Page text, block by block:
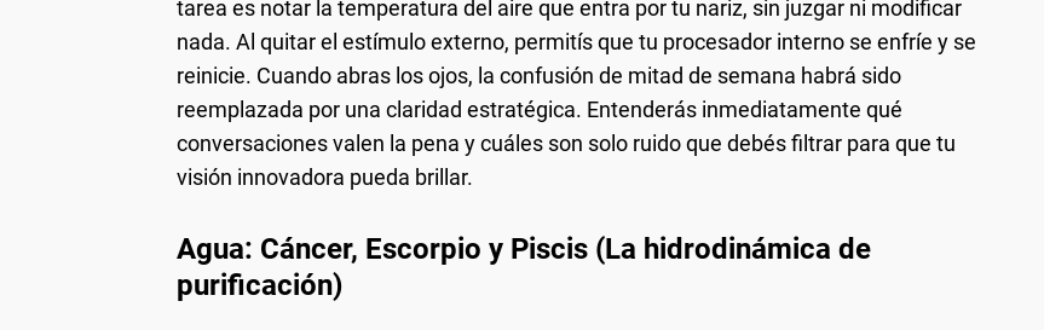
tarea es notar la temperatura del aire que entra por tu nariz, sin juzgar ni modificar
nada. Al quitar el estímulo externo, permitís que tu procesador interno se enfríe y se
reinicie. Cuando abras los ojos, la confusión de mitad de semana habrá sido
reemplazada por una claridad estratégica. Entenderás inmediatamente qué
conversaciones valen la pena y cuáles son solo ruido que debés filtrar para que tu
visión innovadora pueda brillar.
Agua: Cáncer, Escorpio y Piscis (La hidrodinámica de
purificación)